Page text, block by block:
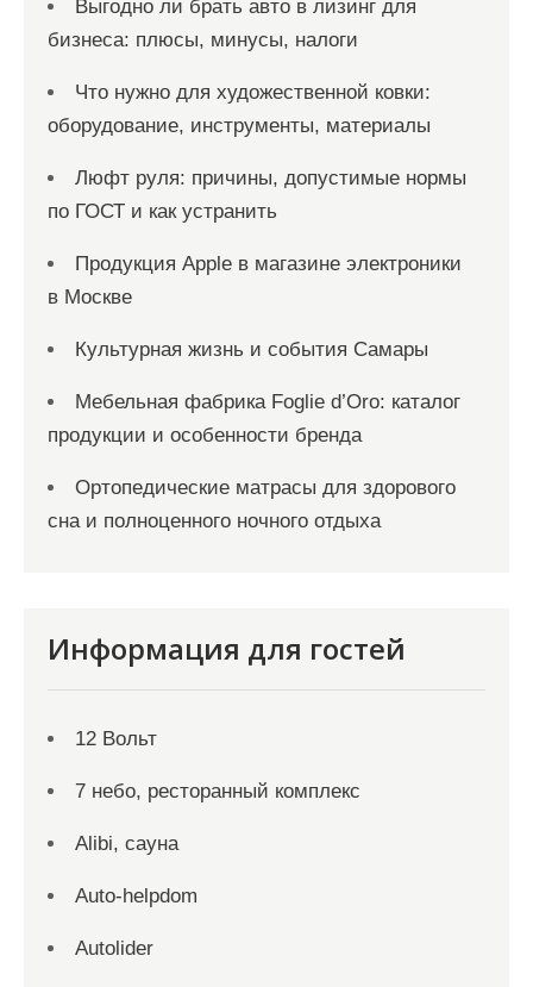
Выгодно ли брать авто в лизинг для
бизнеса: плюсы, минусы, налоги
Что нужно для художественной ковки:
оборудование, инструменты, материалы
Люфт руля: причины, допустимые нормы
по ГОСТ и как устранить
Продукция Apple в магазине электроники
в Москве
Культурная жизнь и события Самары
Мебельная фабрика Foglie d’Oro: каталог
продукции и особенности бренда
Ортопедические матрасы для здорового
сна и полноценного ночного отдыха
Информация для гостей
12 Вольт
7 небо, ресторанный комплекс
Alibi, сауна
Auto-helpdom
Autolider